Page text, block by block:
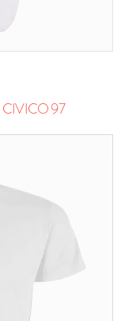
CIVICO 97